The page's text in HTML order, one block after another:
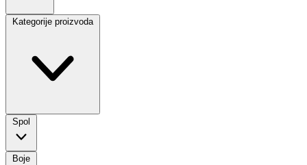
Kategorije proizvoda
Spol
Boje